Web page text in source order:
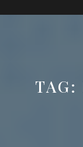
Open
TAG: